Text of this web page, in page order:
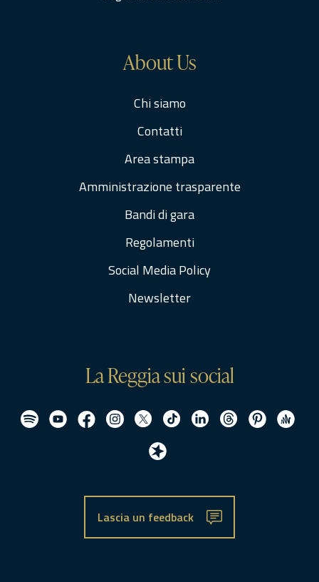
About Us
Chi siamo
Contatti
Area stampa
Amministrazione trasparente
Bandi di gara
Regolamenti
Social Media Policy
Newsletter
La Reggia sui social
Lascia un feedback